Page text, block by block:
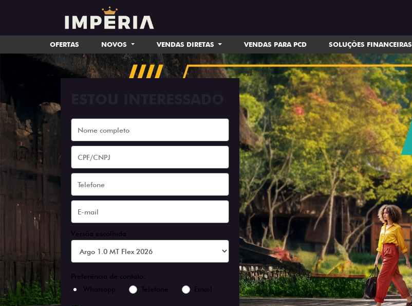
OFERTAS NOVOS VENDAS DIRETAS VENDAS PARA PCD SOLUÇÕES FINANCEIRAS
Versão escolhida
Preferência de contato:
Whatsapp
Telefone Email